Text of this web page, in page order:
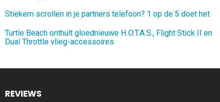
Stiekem scrollen in je partners telefoon? 1 op de 5 doet het
Turtle Beach onthult gloednieuwe H.O.T.A.S., Flight Stick II en
Dual Throttle vlieg-accessoires
REVIEWS